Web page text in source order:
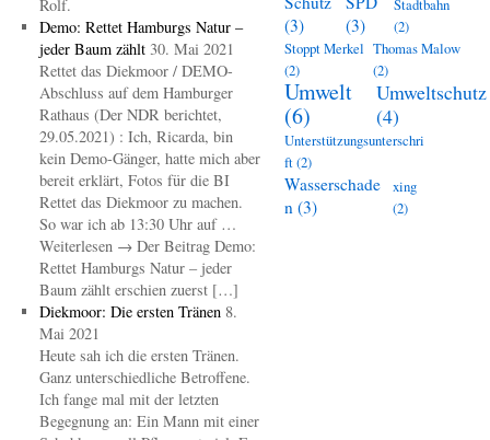
Rolf.
Demo: Rettet Hamburgs Natur –
jeder Baum zählt 30. Mai 2021
Rettet das Diekmoor / DEMO-
Abschluss auf dem Hamburger
Rathaus (Der NDR berichtet,
29.05.2021) : Ich, Ricarda, bin
kein Demo-Gänger, hatte mich aber
bereit erklärt, Fotos für die BI
Rettet das Diekmoor zu machen.
So war ich ab 13:30 Uhr auf …
Weiterlesen → Der Beitrag Demo:
Rettet Hamburgs Natur – jeder
Baum zählt erschien zuerst […]
Diekmoor: Die ersten Tränen 8.
Mai 2021
Heute sah ich die ersten Tränen.
Ganz unterschiedliche Betroffene.
Ich fange mal mit der letzten
Begegnung an: Ein Mann mit einer
(3)
(3)
Stadtbahn
(2)
Stoppt Merkel
(2)
Thomas Malow
(2)
Umwelt
(6)
Umweltschutz
(4)
Unterstützungsunterschri
ft(2)
Wasserschade
n (3)
xing
(2)